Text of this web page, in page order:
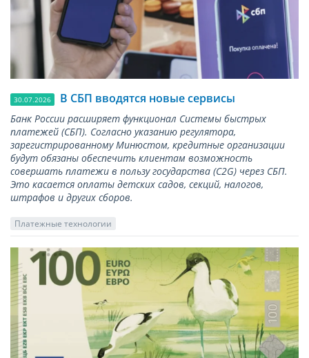
30.07.2026 В СБП вводятся новые сервисы
Банк России расширяет функционал Системы быстрых
платежей (СБП). Согласно указанию регулятора,
зарегистрированному Минюстом, кредитные организации
будут обязаны обеспечить клиентам возможность
совершать платежи в пользу государства (С2G) через СБП.
Это касается оплаты детских садов, секций, налогов,
штрафов и других сборов.
Платежные технологии